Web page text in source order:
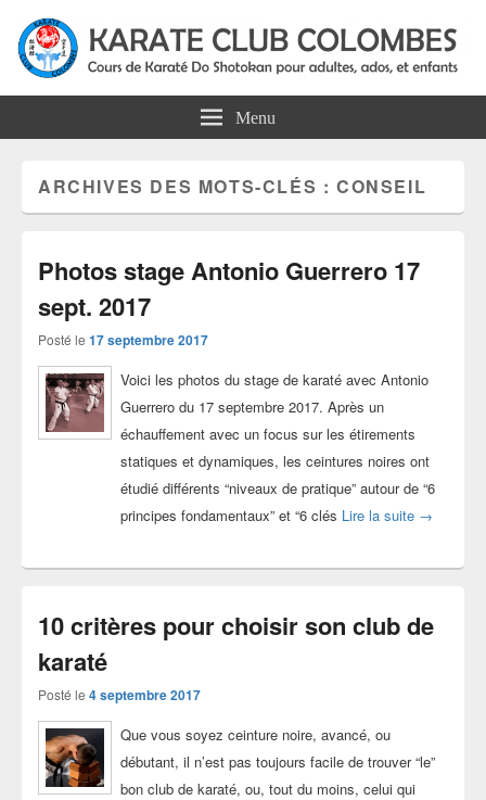
Karate Club Colombes
Menu
ARCHIVES DES MOTS-CLÉS :CONSEIL
Photos stage Antonio Guerrero 17
sept. 2017
Posté le 17 septembre 2017
Voici les photos du stage de karaté avec Antonio
Guerrero du 17 septembre 2017. Après un
échauffement avec un focus sur les étirements
statiques et dynamiques, les ceintures noires ont
étudié différents “niveaux de pratique” autour de “6
principes fondamentaux” et “6 clés Lire la suite Photos
→
10 critères pour choisir son club de
karaté
Posté le 4 septembre 2017
Que vous soyez ceinture noire, avancé, ou
débutant, il n’est pas toujours facile de trouver “le”
bon club de karaté, ou, tout du moins, celui qui